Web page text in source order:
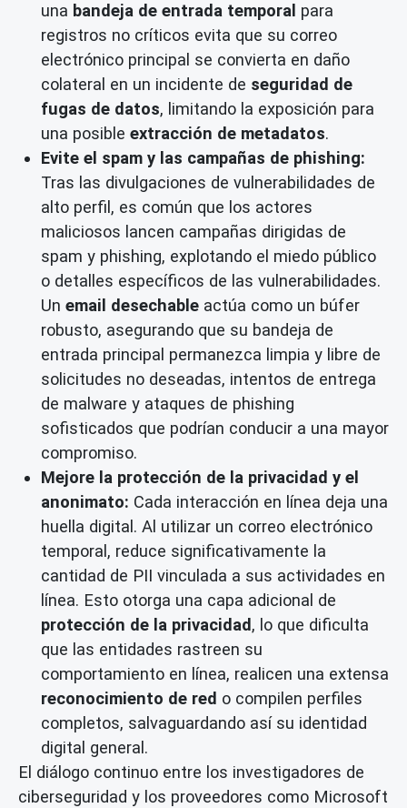
una bandeja de entrada temporal para
registros no críticos evita que su correo
electrónico principal se convierta en daño
colateral en un incidente de seguridad de
fugas de datos, limitando la exposición para
una posible extracción de metadatos.
Evite el spam y las campañas de phishing:
Tras las divulgaciones de vulnerabilidades de
alto perfil, es común que los actores
maliciosos lancen campañas dirigidas de
spam y phishing, explotando el miedo público
o detalles específicos de las vulnerabilidades.
Un email desechable actúa como un búfer
robusto, asegurando que su bandeja de
entrada principal permanezca limpia y libre de
solicitudes no deseadas, intentos de entrega
de malware y ataques de phishing
sofisticados que podrían conducir a una mayor
compromiso.
Mejore la protección de la privacidad y el
anonimato: Cada interacción en línea deja una
huella digital. Al utilizar un correo electrónico
temporal, reduce significativamente la
cantidad de PII vinculada a sus actividades en
línea. Esto otorga una capa adicional de
protección de la privacidad , lo que dificulta
que las entidades rastreen su
comportamiento en línea, realicen una extensa
reconocimiento de red o compilen perfiles
completos, salvaguardando así su identidad
digital general.
El diálogo continuo entre los investigadores de
ciberseguridad y los proveedores como Microsoft